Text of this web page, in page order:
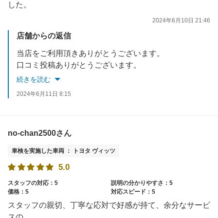
した。
2024年6月10日 21:46
店舗からの返信
当店をご利用頂きありがとうございます。
口コミ投稿ありがとうございます。
価格にも満足していただき良かったです。
続きを読む
2024年6月11日 8:15
no-chan2500さん
車検を実施した車両 ： トヨタ ヴィッツ
5.0
スタッフの対応：5
説明の分かりやすさ：5
価格：5
対応スピード：5
スタッフの親切、丁寧な応対で好感が持て、余分なサービ